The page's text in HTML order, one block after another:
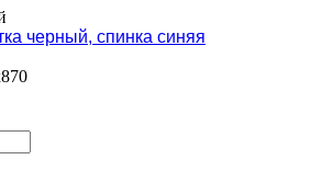
черный, спинка синяя